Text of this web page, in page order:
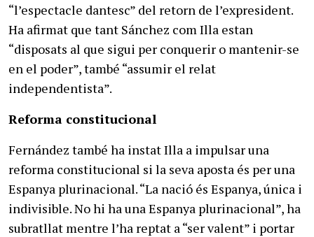
“l’espectacle dantesc” del retorn de l’expresident.
Ha afirmat que tant Sánchez com Illa estan
“disposats al que sigui per conquerir o mantenir-se
en el poder”, també “assumir el relat
independentista”.
Reforma constitucional
Fernández també ha instat Illa a impulsar una
reforma constitucional si la seva aposta és per una
Espanya plurinacional. “La nació és Espanya, única i
indivisible. No hi ha una Espanya plurinacional”, ha
subratllat mentre l’ha reptat a “ser valent” i portar